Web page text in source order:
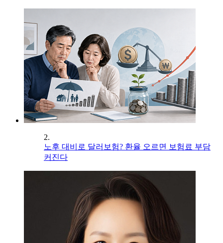
2.
노후 대비로 달러보험? 환율 오르면 보험료 부담
커진다